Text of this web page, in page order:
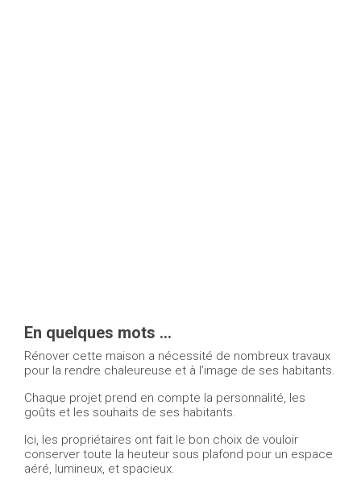
En quelques mots …
Rénover cette maison a nécessité de nombreux travaux
pour la rendre chaleureuse et à l’image de ses habitants.
Chaque projet prend en compte la personnalité, les
goûts et les souhaits de ses habitants.
Ici, les propriétaires ont fait le bon choix de vouloir
conserver toute la heuteur sous plafond pour un espace
aéré, lumineux, et spacieux.